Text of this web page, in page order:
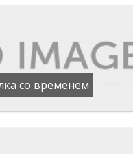
со временем